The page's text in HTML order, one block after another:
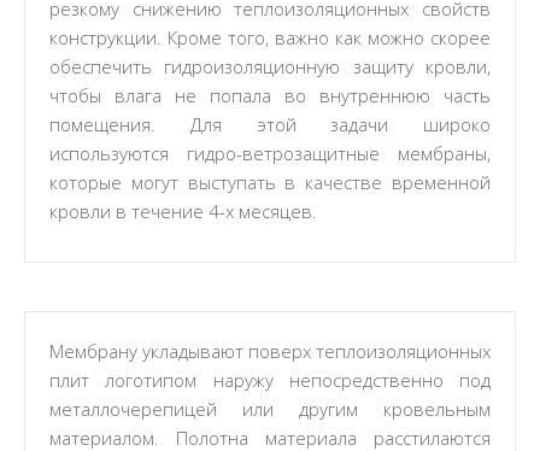
резкому снижению теплоизоляционных свойств
конструкции. Кроме того, важно как можно скорее
обеспечить гидроизоляционную защиту кровли,
чтобы влага не попала во внутреннюю часть
помещения. Для этой задачи широко
используются гидро-ветрозащитные мембраны,
которые могут выступать в качестве временной
кровли в течение 4-х месяцев.
Мембрану укладывают поверх теплоизоляционных
плит логотипом наружу непосредственно под
металлочерепицей или другим кровельным
материалом. Полотна материала расстилаются